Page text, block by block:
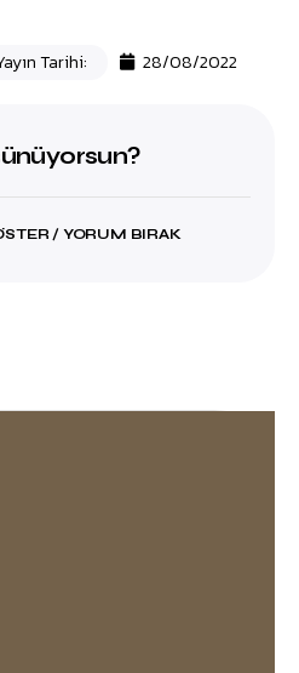
Tarihi: 28/08/2022
/ YORUM BIRAK